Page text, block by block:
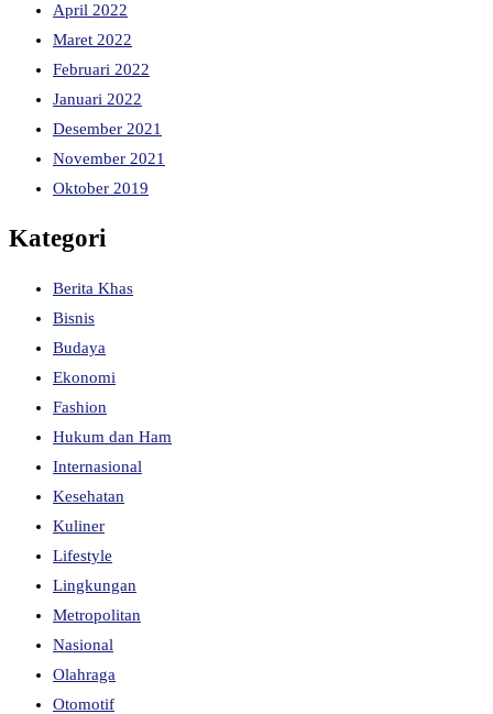
April 2022
Maret 2022
Februari 2022
Januari 2022
Desember 2021
November 2021
Oktober 2019
Kategori
Berita Khas
Bisnis
Budaya
Ekonomi
Fashion
Hukum dan Ham
Internasional
Kesehatan
Kuliner
Lifestyle
Lingkungan
Metropolitan
Nasional
Olahraga
Otomotif